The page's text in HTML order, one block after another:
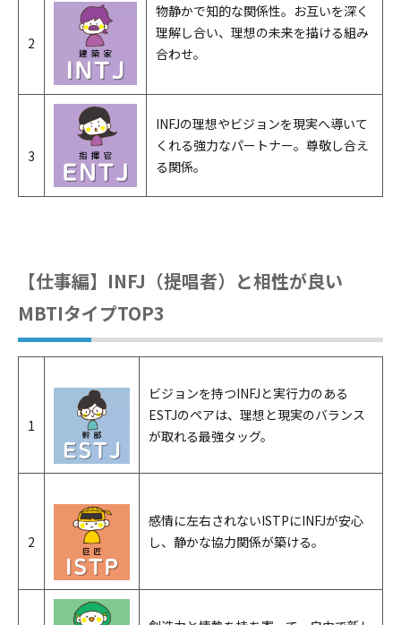
2
物静かで知的な関係性。お互いを深く
理解し合い、理想の未来を描ける組み
合わせ。
3
INFJの理想やビジョンを現実へ導いて
くれる強力なパートナー。尊敬し合え
る関係。
【仕事編】INFJ（提唱者）と相性が良い
MBTIタイプTOP3
1
ビジョンを持つINFJと実行力のある
ESTJのペアは、理想と現実のバランス
が取れる最強タッグ。
2
感情に左右されないISTPにINFJが安心
し、静かな協力関係が築ける。